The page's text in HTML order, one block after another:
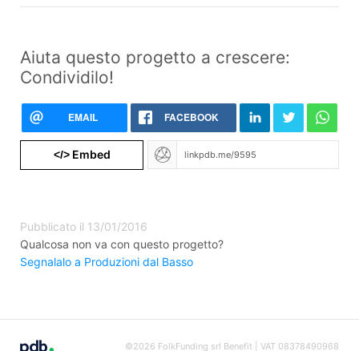
Aiuta questo progetto a crescere:
Condividilo!
EMAIL FACEBOOK
</>Embed
Pubblicato il 13/01/2016
Qualcosa non va con questo progetto?
Segnalalo a Produzioni dal Basso
©2026 FolkFunding srl Benefit | VAT 08378490968